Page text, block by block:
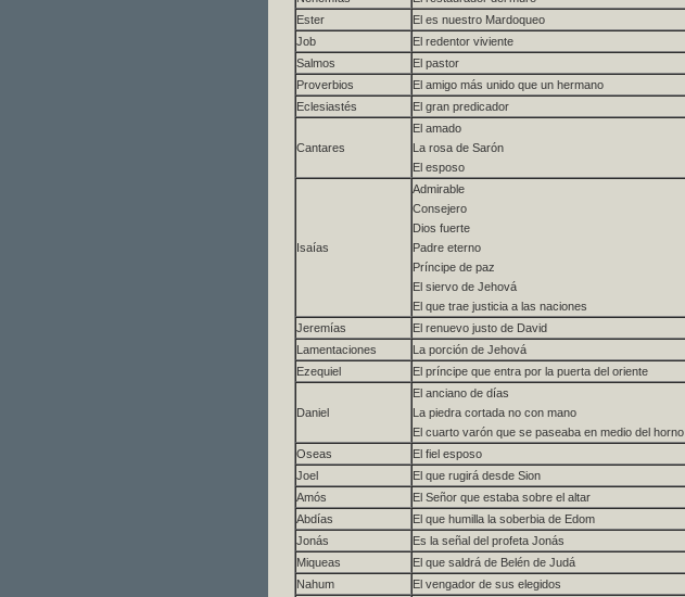
Ester
El es nuestro Mardoqueo
Job
El redentor viviente
Salmos
El pastor
Proverbios
El amigo más unido que un hermano
Eclesiastés
El gran predicador
Cantares
El amado
La rosa de Sarón
El esposo
Isaías
Admirable
Consejero
Dios fuerte
Padre eterno
Príncipe de paz
El siervo de Jehová
El que trae justicia a las naciones
Jeremías
El renuevo justo de David
Lamentaciones
La porción de Jehová
Ezequiel
El príncipe que entra por la puerta del oriente
Daniel
El anciano de días
La piedra cortada no con mano
El cuarto varón que se paseaba en medio del horno
Oseas
El fiel esposo
Joel
El que rugirá desde Sion
Amós
El Señor que estaba sobre el altar
Abdías
El que humilla la soberbia de Edom
Jonás
Es la señal del profeta Jonás
Miqueas
El que saldrá de Belén de Judá
Nahum
El vengador de sus elegidos